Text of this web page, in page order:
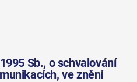
Sb., o schvalování
ve znění